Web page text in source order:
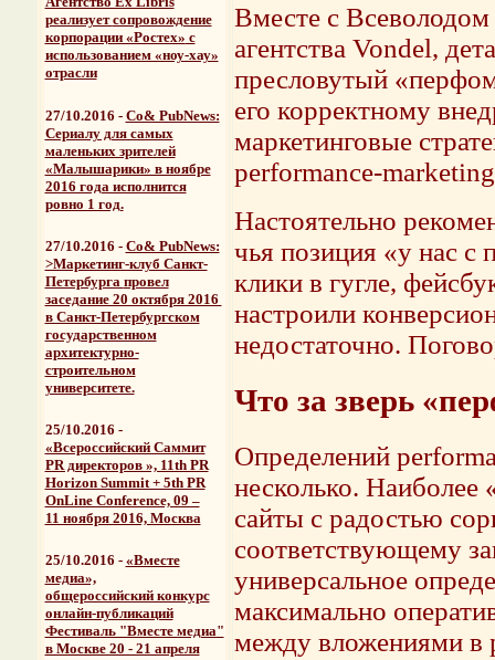
реализуетсопровождение
корпорации «Ростех» с
использованием «ноу-хау»
отрасли
27/10.2016 - Со& PubNews:
Cериалу для самых
маленьких зрителей
«Малышарики» в ноябре
2016 года исполнится
ровно 1 год.
27/10.2016 - Со& PubNews:
>Маркетинг-клуб Санкт-
Петербурга провел
заседание 20 октября 2016
в Санкт-Петербургском
государственном
архитектурно-
строительном
университете.
25/10.2016 -
«Всероссийский Саммит
PR директоров », 11th PR
Horizon Summit + 5th PR
OnLine Conference, 09 –
11 ноября 2016, Москва
25/10.2016 - «Вместе
медиа»,
общероссийский конкурс
онлайн-публикаций
Фестиваль "Вместе медиа"
в Москве 20 - 21 апреля
Вместе с
агентства Vondel,
пресловутый
его корректному
маркетинговые
performance-
Настоятельно
чья позиция «у нас
клики в гугле,
настроили
недостаточно.
Что за зверь
Определений
несколько.
сайты с радостью
соответствующему
универсальное
максимально
между вложениями в